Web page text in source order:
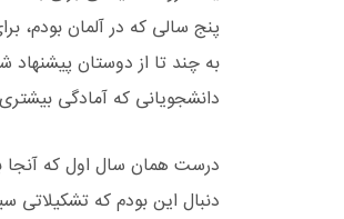
پنج سالی که در آلمان بودم،
به چند تا از دوستان پیشنهاد
دانشجویانی که آمادگی